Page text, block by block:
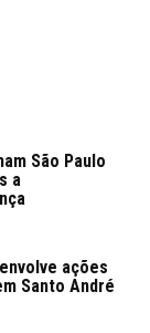
São Paulo
a
ações
Santo André